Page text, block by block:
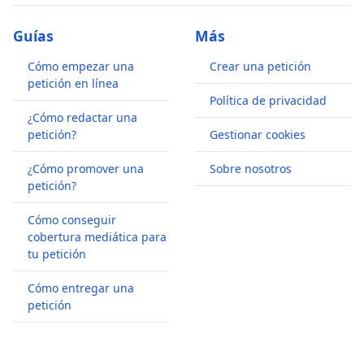
Guías
Cómo empezar una
petición en línea
¿Cómo redactar una
petición?
¿Cómo promover una
petición?
Cómo conseguir
cobertura mediática para
tu petición
Cómo entregar una
petición
Más
Crear una petición
Política de privacidad
Gestionar cookies
Sobre nosotros